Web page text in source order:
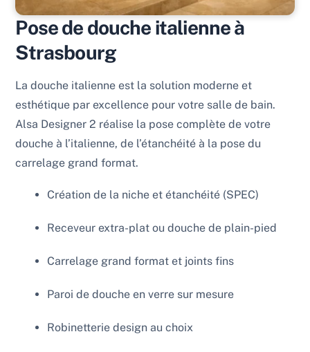
Pose de douche italienne à
Strasbourg
La douche italienne est la solution moderne et
esthétique par excellence pour votre salle de bain.
Alsa Designer 2 réalise la pose complète de votre
douche à l’italienne, de l’étanchéité à la pose du
carrelage grand format.
Création de la niche et étanchéité (SPEC)
Receveur extra-plat ou douche de plain-pied
Carrelage grand format et joints fins
Paroi de douche en verre sur mesure
Robinetterie design au choix